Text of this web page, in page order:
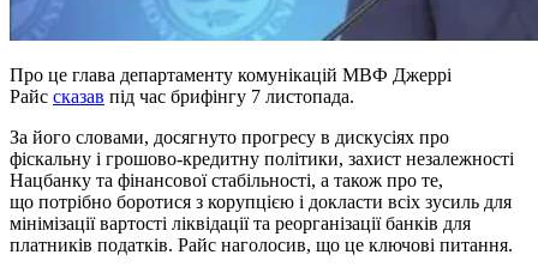
Про це глава департаменту комунікацій МВФ Джеррі
Райс сказав під час брифінгу 7 листопада.
За його словами, досягнуто прогресу в дискусіях про
фіскальну і грошово-кредитну політики, захист незалежності
Нацбанку та фінансової стабільності, а також про те,
що потрібно боротися з корупцією і докласти всіх зусиль для
мінімізації вартості ліквідації та реорганізації банків для
платників податків. Райс наголосив, що це ключові питання.